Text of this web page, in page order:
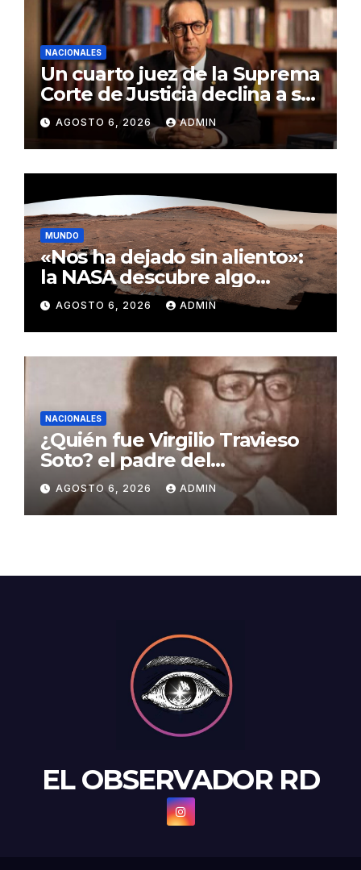
NACIONALES
Un cuarto juez de la Suprema
Corte de Justicia declina a ser
evaluado por el CNM
AGOSTO 6, 2026 ADMIN
MUNDO
«Nos ha dejado sin aliento»:
la NASA descubre algo
insólito en Marte
AGOSTO 6, 2026 ADMIN
NACIONALES
¿Quién fue Virgilio Travieso
Soto? el padre del
baloncesto dominicano
AGOSTO 6, 2026 ADMIN
EL OBSERVADOR RD